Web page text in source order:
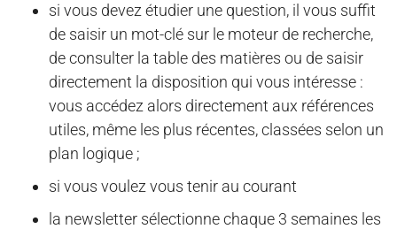
si vous devez étudier une question, il vous suffit
de saisir un mot-clé sur le moteur de recherche,
de consulter la table des matières ou de saisir
directement la disposition qui vous intéresse :
vous accédez alors directement aux références
utiles, même les plus récentes, classées selon un
plan logique ;
si vous voulez vous tenir au courant
la newsletter sélectionne chaque 3 semaines les